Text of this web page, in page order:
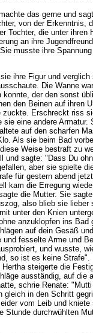
das gerne und
von der
Tochter, die unter
an ihre
musste ihre
ihre Figur und
Die Wanne
der den sonst
den Beinen auf ihren
Erschreckt riss
eine andere
auf den scharfen
Als sie beim Bad
Weise bestraft zu
sagte: "Dass Du
aber sie spielte
für gestern abend
die Erregung
die Mutter. Sie
also blieb sie
unter den Knien
anzuklopfen ins
auf dein Gesäß
fesselte Arme und
und wusste,
so ist es keine
steigerte die
ausständig, auf
schrie Renate:
in den Schritt
vom Leib und
durchwühlten